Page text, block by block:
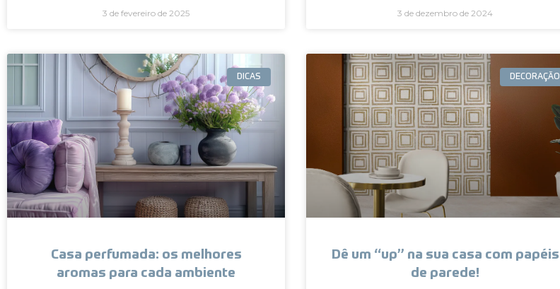
3 de fevereiro de 2025 3 de dezembro de 2024
DICAS
Casa perfumada: os melhores
aromas para cada ambiente
DECORAÇÃO
Dê um “up” na sua casa com papéis
de parede!